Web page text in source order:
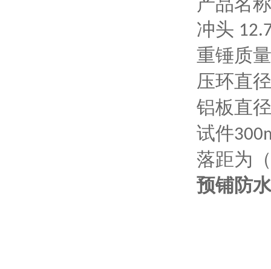
冲头
重锤质量
压环直径
铝板直径
试件
落距为（
预铺防